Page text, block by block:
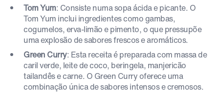
Tom Yum: Consiste numa sopa ácida e picante. O
Tom Yum inclui ingredientes como gambas,
cogumelos, erva-limão e pimento, o que pressupõe
uma explosão de sabores frescos e aromáticos.
Green Curry: Esta receita é preparada com massa de
caril verde, leite de coco, beringela, manjericão
tailandês e carne. O Green Curry oferece uma
combinação única de sabores intensos e cremosos.